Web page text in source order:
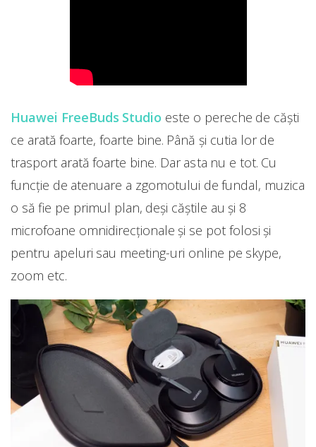
Huawei FreeBuds Studio este o pereche de căști
ce arată foarte, foarte bine. Până și cutia lor de
trasport arată foarte bine. Dar asta nu e tot. Cu
funcție de atenuare a zgomotului de fundal, muzica
o să fie pe primul plan, deși căștile au și 8
microfoane omnidirecționale și se pot folosi și
pentru apeluri sau meeting-uri online pe skype,
zoom etc.